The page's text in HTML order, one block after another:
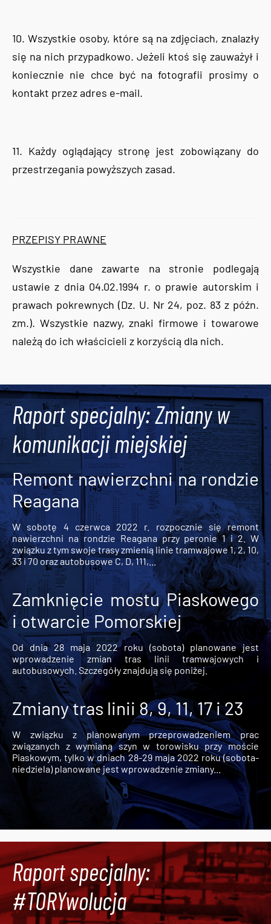
10. Wszystkie osoby, które są na zdjęciach, znalazły
się na nich przypadkowo. Jeżeli ktoś się zauważył i
koniecznie nie chce być na fotografii prosimy o
kontakt przez adres e-mail.
11. Każdy oglądający stronę jest zobowiązany do
przestrzegania powyższych zasad.
PRZEPISY PRAWNE
Wszystkie dane zawarte na stronie podlegają
ustawie z dnia 04.02.1994 r. o prawie autorskim i
prawach pokrewnych (Dz. U. Nr 24, poz. 83 z późn.
zm.). Wszystkie nazwy, znaki firmowe i towarowe
należą do ich właścicieli z korzyścią dla nich.
Raport specjalny: Zmiany w
komunikacji miejskiej
Remont nawierzchni na rondzie
Reagana
W sobotę 4 czerwca 2022 r. rozpocznie się remont
nawierzchni na rondzie Reagana przy peronie 1 i 2. W
związku z tym swoje trasy zmienią linie tramwajowe 1, 2, 10,
33 i 70 oraz autobusowe C, D, 111,...
Zamknięcie mostu Piaskowego
i otwarcie Pomorskiej
Od dnia 28 maja 2022 roku (sobota) planowane jest
wprowadzenie zmian tras linii tramwajowych i
autobusowych. Szczegóły znajdują się poniżej.
Zmiany tras linii 8, 9, 11, 17 i 23
W związku z planowanym przeprowadzeniem prac
związanych z wymianą szyn w torowisku przy moście
Piaskowym, tylko w dniach 28-29 maja 2022 roku (sobota-
niedziela) planowane jest wprowadzenie zmiany...
Raport specjalny:
#TORYwolucja